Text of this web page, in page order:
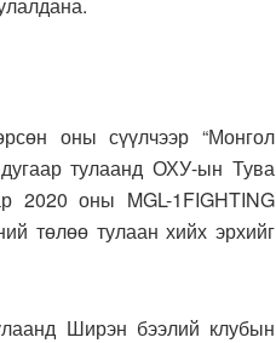
оны сүүлчээр “Монгол
тулаанд ОХУ-ын Тува
2020 оны MGL-1FIGHTING
төлөө тулаан хийх эрхийг
Ширэн бээлий клубын